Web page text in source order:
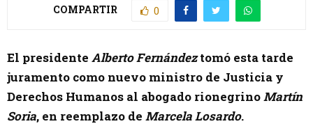
COMPARTIR 0
El presidente Alberto Fernándeztomó esta tarde
juramento como nuevo ministro de Justicia y
Derechos Humanos al abogado rionegrinoMartín
Soria, en reemplazo de Marcela Losardo.